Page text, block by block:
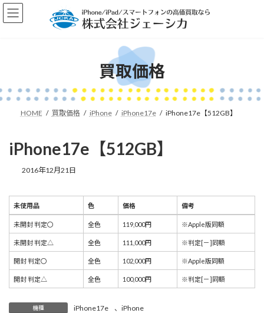
コ
ン
キ
ッ
ナ
ビ
に
移
買取価格
HOME 買取価格 iPhone iPhone17e iPhone17e【512GB】
iPhone17e【512GB】
2016年12月21日
未使用品 色 価格
備考
未使用品
色
未開封 判定〇 全色 119,000円 ※Apple版同額
未開封 判定△ 全色 111,000円 ※判定[－]同額
開封 判定〇 全色 102,000円 ※Apple版同額
開封 判定△ 全色 100,000円 ※判定[－]同額
機種 iPhone17e 、 iPhone